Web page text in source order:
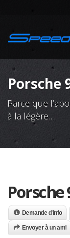
Porsche
Parce que
à la légère…
Porsche
Demande d'info
Envoyer à un ami